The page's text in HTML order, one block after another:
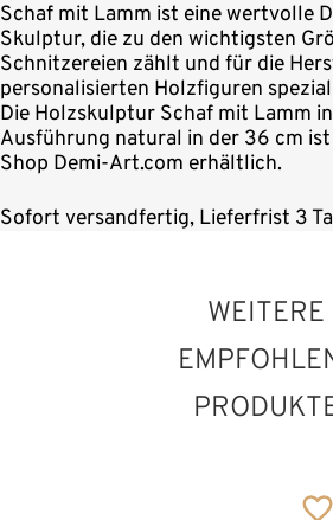
Schaf mit Lamm ist eine wertvolle
Skulptur, die zu den wichtigsten
Schnitzereien zählt und für die
personalisierten Holzfiguren
Die Holzskulptur Schaf mit Lamm
Ausführung natural in der 36 cm
Shop Demi-Art.com erhältlich.
Sofort versandfertig, Lieferfrist 3
WEITERE